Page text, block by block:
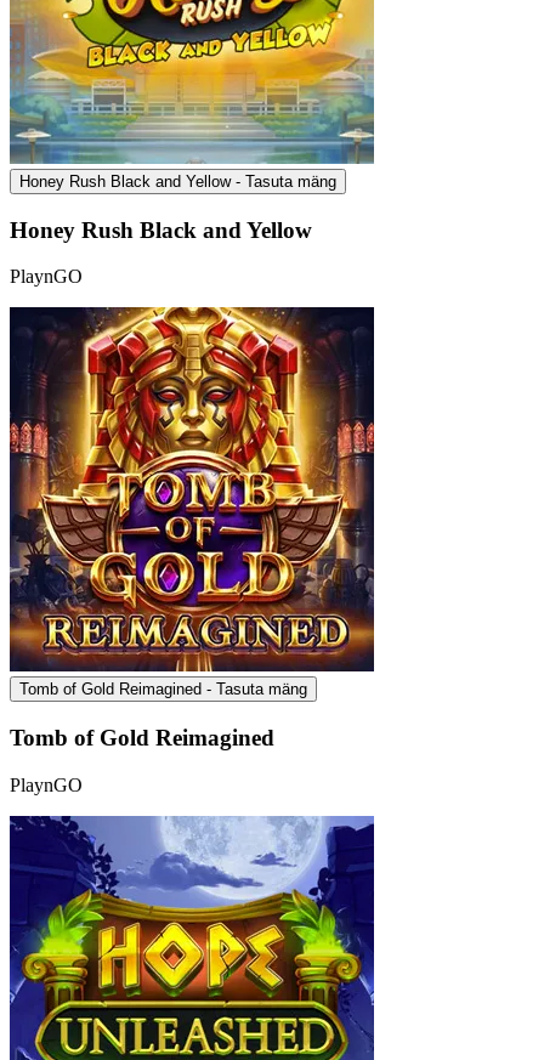
Honey Rush Black and Yellow - Tasuta mäng
Honey Rush Black and Yellow
PlaynGO
Tomb of Gold Reimagined - Tasuta mäng
Tomb of Gold Reimagined
PlaynGO